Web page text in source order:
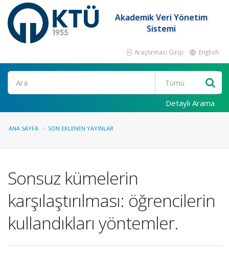
Akademik Veri Yönetim
Sistemi
Araştırmacı Girişi English
Ara
Detaylı Arama
ANA SAYFA SON EKLENEN YAYINLAR
Sonsuz kümelerin
karşılaştırılması: öğrencilerin
kullandıkları yöntemler.